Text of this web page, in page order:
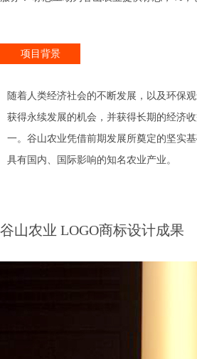
项目背景
随着人类经济社会的不断发展，以及环保
获得永续发展的机会，并获得长期的经济
一。谷山农业凭借前期发展所奠定的坚实
具有国内、国际影响的知名农业产业。
谷山农业 LOGO商标设计成果